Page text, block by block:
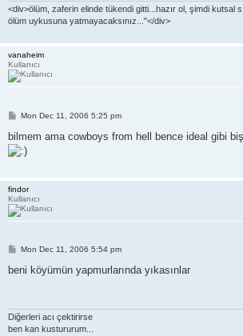
<div>ölüm, zaferin elinde tükendi gitti...hazır ol, şimdi kutsal
ölüm uykusuna yatmayacaksınız..."</div>
vanaheim
Kullanıcı
P
s
t
Mon Dec 11, 2006 5:25 pm
bilmem ama cowboys from hell bence ideal gibi
findor
Kullanıcı
P
s
Mon Dec 11, 2006 5:54 pm
beni köyümün yapmurlarında yıkasınlar
Diğerleri acı çektirirse
ben kan kustururum...